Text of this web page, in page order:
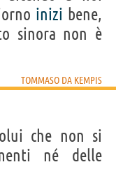
inizi bene,
sinora non è
TOMMASO DA KEMPIS
che non si
né delle